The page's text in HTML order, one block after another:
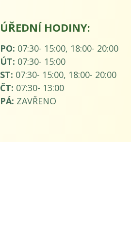
ÚŘEDNÍ HODINY:
PO: 07:30- 15:00, 18:00- 20:00
ÚT: 07:30- 15:00
ST: 07:30- 15:00, 18:00- 20:00
ČT: 07:30- 13:00
PÁ: ZAVŘENO